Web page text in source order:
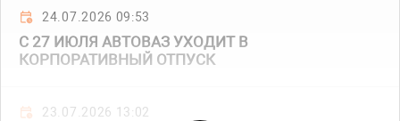
24.07.2026 09:53
С 27 ИЮЛЯ АВТОВАЗ УХОДИТ В
КОРПОРАТИВНЫЙ ОТПУСК
23.07.2026 13:02